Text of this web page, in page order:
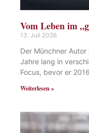
Vom Leben im
13. Juli 2026
Der Münchner
Jahre lang in
Focus, bevor er
Weiterlesen »